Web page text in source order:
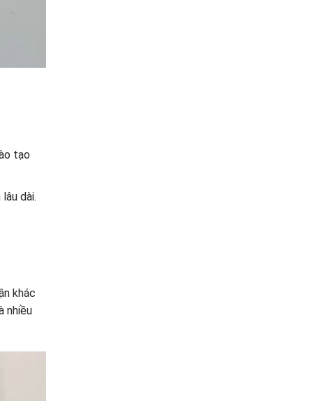
tạo
dài.
khác
nhiều